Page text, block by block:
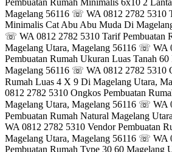
Magelang 56116 ☏ WA 0812 2782 5310
Minimalis Cat Abu Abu Muda Di
☏ WA 0812 2782 5310 Tarif Pembuatan
Magelang Utara, Magelang 56116 ☏ WA
Pembuatan Rumah Ukuran Luas Tanah
Magelang 56116 ☏ WA 0812 2782 5310
Rumah Luas 4 X 9 Di Magelang Utara,
0812 2782 5310 Ongkos Pembuatan
Magelang Utara, Magelang 56116 ☏ WA
Pembuatan Rumah Natural Magelang
WA 0812 2782 5310 Vendor Pembuatan
Magelang Utara, Magelang 56116 ☏ WA
Pembuatan Rumah Type 30 60 Magelang